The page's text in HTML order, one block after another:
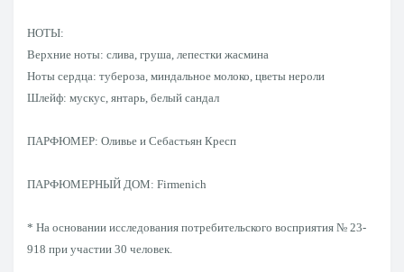
НОТЫ:
Верхние ноты: слива, груша, лепестки жасмина
Ноты сердца: тубероза, миндальное молоко, цветы нероли
Шлейф: мускус, янтарь, белый сандал
ПАРФЮМЕР: Оливье и Себастьян Кресп
ПАРФЮМЕРНЫЙ ДОМ: Firmenich
* На основании исследования потребительского восприятия № 23-
918 при участии 30 человек.